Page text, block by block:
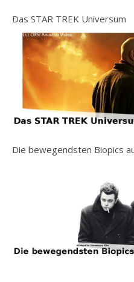
Das STAR TREK Universum
Die bewegendsten Biopics